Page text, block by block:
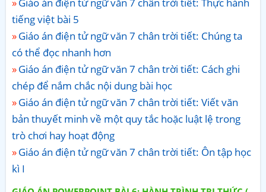
tiếng việt bài 5
Giáo án điện tử ngữ văn 7 chân trời tiết: Chúng ta
có thể đọc nhanh hơn
Giáo án điện tử ngữ văn 7 chân trời tiết: Cách ghi
chép để nắm chắc nội dung bài học
Giáo án điện tử ngữ văn 7 chân trời tiết: Viết văn
bản thuyết minh về một quy tắc hoặc luật lệ trong
trò chơi hay hoạt động
Giáo án điện tử ngữ văn 7 chân trời tiết: Ôn tập học
kì I